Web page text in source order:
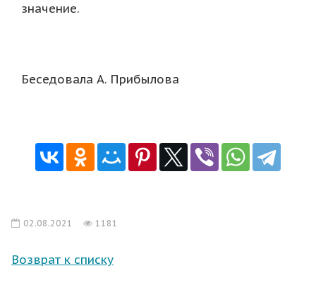
значение.
Беседовала А. Прибылова
02.08.2021 1181
Возврат к списку